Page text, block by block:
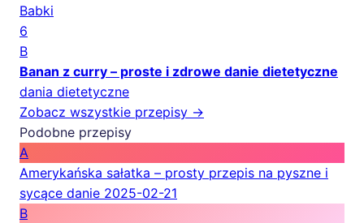
Babki
6
B
Banan z curry – proste i zdrowe danie dietetyczne
dania dietetyczne
Zobacz wszystkie przepisy →
Podobne przepisy
A
Amerykańska sałatka – prosty przepis na pyszne i
sycące danie 2025-02-21
B